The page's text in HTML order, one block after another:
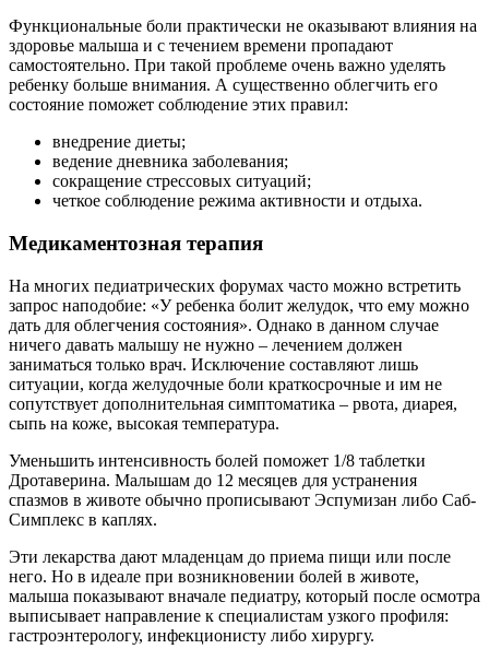
Функциональные боли практически не оказывают влияния на
здоровье малыша и с течением времени пропадают
самостоятельно. При такой проблеме очень важно уделять
ребенку больше внимания. А существенно облегчить его
состояние поможет соблюдение этих правил:
внедрение диеты;
ведение дневника заболевания;
сокращение стрессовых ситуаций;
четкое соблюдение режима активности и отдыха.
Медикаментозная терапия
На многих педиатрических форумах часто можно встретить
запрос наподобие: «У ребенка болит желудок, что ему можно
дать для облегчения состояния». Однако в данном случае
ничего давать малышу не нужно – лечением должен
заниматься только врач. Исключение составляют лишь
ситуации, когда желудочные боли краткосрочные и им не
сопутствует дополнительная симптоматика – рвота, диарея,
сыпь на коже, высокая температура.
Уменьшить интенсивность болей поможет 1/8 таблетки
Дротаверина. Малышам до 12 месяцев для устранения
спазмов в животе обычно прописывают Эспумизан либо Саб-
Симплекс в каплях.
Эти лекарства дают младенцам до приема пищи или после
него. Но в идеале при возникновении болей в животе,
малыша показывают вначале педиатру, который после осмотра
выписывает направление к специалистам узкого профиля:
гастроэнтерологу, инфекционисту либо хирургу.